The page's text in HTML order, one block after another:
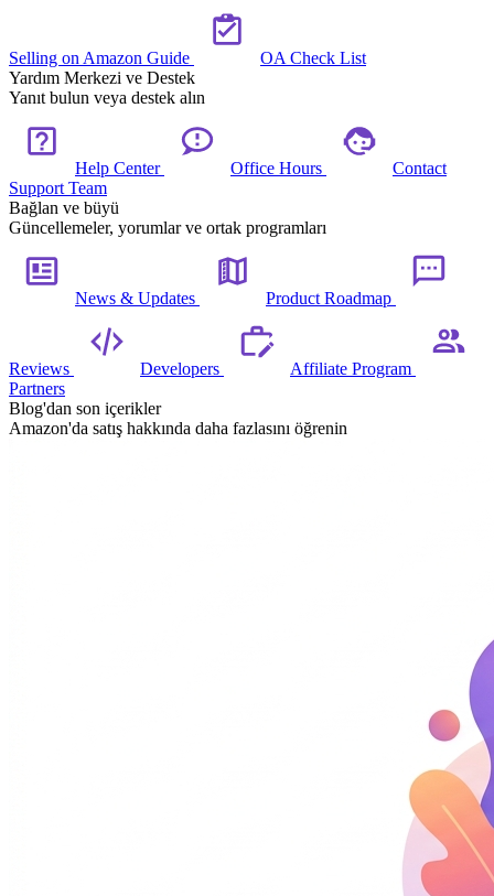
Selling on Amazon Guide
OA Check List
Yardım Merkezi ve Destek
Yanıt bulun veya destek alın
Help Center Office Hours
Contact
Support Team
Bağlan ve büyü
Güncellemeler, yorumlar ve ortak programları
News & Updates Product Roadmap
Reviews Developers
Affiliate Program
Partners
Blog'dan son içerikler
Amazon'da satış hakkında daha fazlasını öğrenin